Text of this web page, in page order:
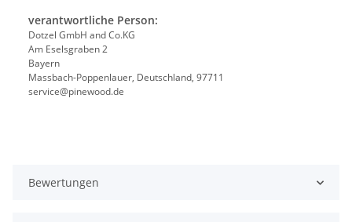
verantwortliche Person:
Dotzel GmbH and Co.KG
Am Eselsgraben 2
Bayern
Massbach-Poppenlauer, Deutschland, 97711
service@pinewood.de
Bewertungen